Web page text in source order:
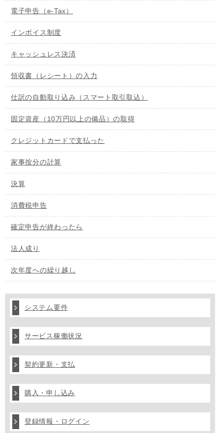
電子申告（e-Tax）
インボイス制度
キャッシュレス決済
領収書（レシート）の入力
仕訳の自動取り込み（スマート取引取込）
固定資産（10万円以上の備品）の取得
クレジットカードで支払った
家事按分の計算
決算
消費税申告
確定申告が終わったら
法人成り
次年度への繰り越し
システム要件
サービス稼働状況
契約更新・支払
購入・申し込み
登録情報・ログイン